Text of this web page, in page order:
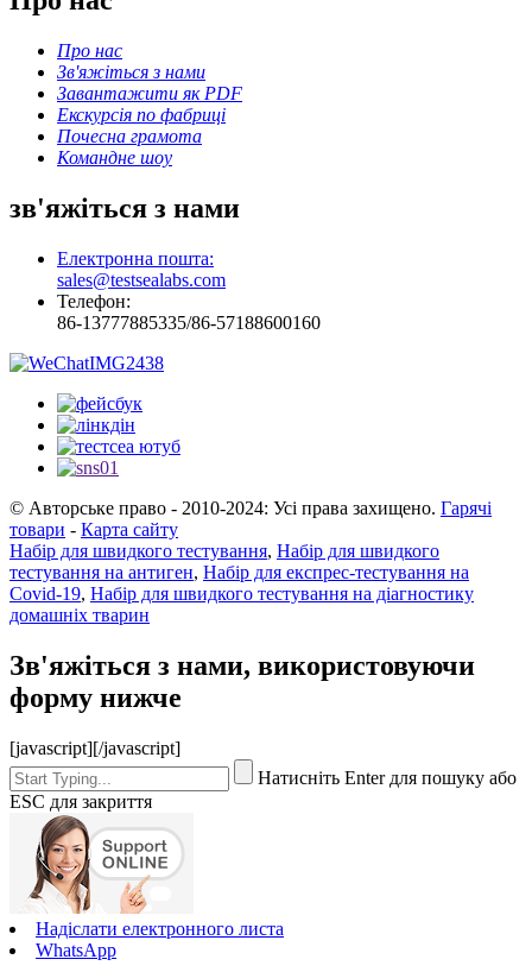
Про нас
Зв'яжіться з нами
Завантажити як PDF
Екскурсія по фабриці
Почесна грамота
Командне шоу
зв'яжіться з нами
Електронна пошта:
sales@testsealabs.com
Телефон:
86-13777885335/86-57188600160
© Авторське право - 2010-2024: Усі права захищено. Гарячі
товари - Карта сайту
Набір для швидкого тестування, Набір для швидкого
тестування на антиген, Набір для експрес-тестування на
Covid-19, Набір для швидкого тестування на діагностику
домашніх тварин
Зв'яжіться з нами, використовуючи
форму нижче
[javascript][/javascript]
Натисніть Enter для пошуку або
ESC для закриття
Надіслати електронного листа
WhatsApp